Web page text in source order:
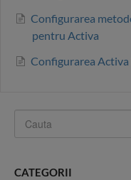
Configurarea
pentru Activa
Configurarea Activa
CATEGORII